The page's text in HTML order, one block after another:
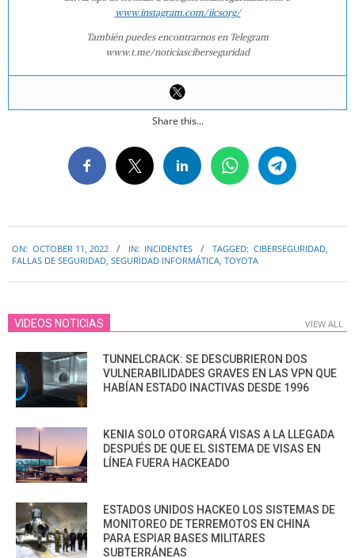
www.instagram.com/iicsorg/
También puedes encontrarnos en Telegram
www.t.me/noticiasciberseguridad
Share this...
10-
ON: OCTOBER 11, 2022 IN: INCIDENTES TAGGED: CIBERSEGURIDAD
FALLAS DE SEGURIDAD SEGURIDAD INFORMÁTICA TOYOTA
VIDEOS NOTICIAS VIEW ALL
TUNNELCRACK: SE DESCUBRIERON DOS
VULNERABILIDADES GRAVES EN LAS VPN QUE
HABÍAN ESTADO INACTIVAS DESDE 1996
KENIA SOLO OTORGARÁ VISAS A LA LLEGADA
DESPUÉS DE QUE EL SISTEMA DE VISAS EN
LÍNEA FUERA HACKEADO
ESTADOS UNIDOS HACKEO LOS SISTEMAS DE
MONITOREO DE TERREMOTOS EN CHINA
PARA ESPIAR BASES MILITARES
SUBTERRÁNEAS